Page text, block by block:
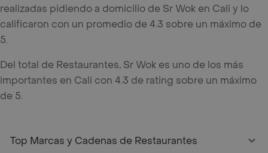
realizadas pidiendo a domicilio de Sr Wok en Cali y lo
calificaron con un promedio de 4.3 sobre un máximo de
5.
Del total de Restaurantes, Sr Wok es uno de los más
importantes en Cali con 4.3 de rating sobre un máximo
de 5.
Top Marcas y Cadenas de Restaurantes